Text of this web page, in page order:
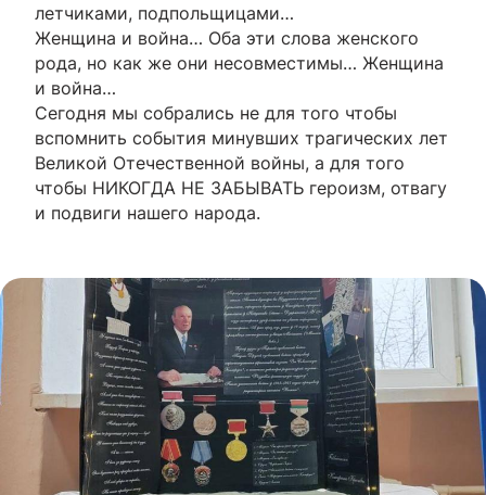
летчиками, подпольщицами…
Женщина и война… Оба эти слова женского
рода, но как же они несовместимы… Женщина
и война…
Сегодня мы собрались не для того чтобы
вспомнить события минувших трагических лет
Великой Отечественной войны, а для того
чтобы НИКОГДА НЕ ЗАБЫВАТЬ героизм, отвагу
и подвиги нашего народа.